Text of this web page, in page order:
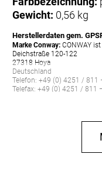
Gewicht: 0,56 kg
Herstellerdaten gem.
Marke Conway: CONWAY
Deichstraße 120-122
27318 Hoya
Deutschland
Telefon: +49 (0) 4251 / 811
Telefax: +49 (0) 4251 / 811